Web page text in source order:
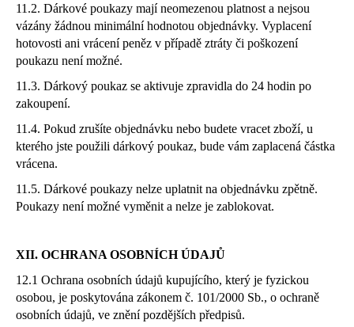
11.2. Dárkové poukazy mají neomezenou platnost a nejsou
vázány žádnou minimální hodnotou objednávky. Vyplacení
hotovosti ani vrácení peněz v případě ztráty či poškození
poukazu není možné.
11.3. Dárkový poukaz se aktivuje zpravidla do 24 hodin po
zakoupení.
11.4. Pokud zrušíte objednávku nebo budete vracet zboží, u
kterého jste použili dárkový poukaz, bude vám zaplacená částka
vrácena.
11.5. Dárkové poukazy nelze uplatnit na objednávku zpětně.
Poukazy není možné vyměnit a nelze je zablokovat.
XII. OCHRANA OSOBNÍCH ÚDAJŮ
12.1 Ochrana osobních údajů kupujícího, který je fyzickou
osobou, je poskytována zákonem č. 101/2000 Sb., o ochraně
osobních údajů, ve znění pozdějších předpisů.